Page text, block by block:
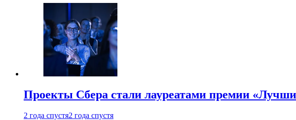
Проекты Сбера стали лауреатами премии
2 года спустя2 года спустя